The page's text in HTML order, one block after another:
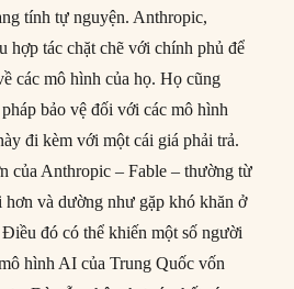
tính tự nguyện. Anthropic,
hợp tác chặt chẽ với chính phủ để
các mô hình của họ. Họ cũng
bảo vệ đối với các mô hình
đi kèm với một cái giá phải trả.
của Anthropic – Fable – thường từ
hơn và dường như gặp khó khăn ở
đó có thể khiến một số người
hình AI của Trung Quốc vốn